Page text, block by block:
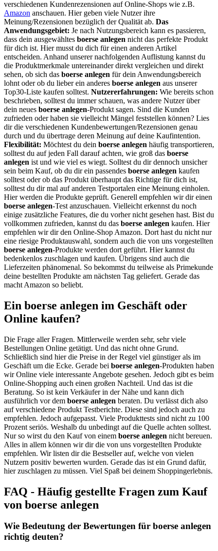
verschiedenen Kundenrezensionen auf Online-Shops wie z.B.
Amazon anschauen. Hier geben viele Nutzer ihre
Meinung/Rezensionen bezüglich der Qualität ab. Das
Anwendungsgebiet: Je nach Nutzungsbereich kann es passieren,
dass dein ausgewähltes boerse anlegen nicht das perfekte Produkt
für dich ist. Hier musst du dich für einen anderen Artikel
entscheiden. Anhand unserer nachfolgenden Auflistung kannst du
die Produktmerkmale untereinander direkt vergleichen und direkt
sehen, ob sich das boerse anlegen für dein Anwendungsbereich
lohnt oder ob du lieber ein anderes boerse anlegen aus unserer
Top30-Liste kaufen solltest. Nutzererfahrungen: Wie bereits schon
beschrieben, solltest du immer schauen, was andere Nutzer über
dein neues boerse anlegen-Produkt sagen. Sind die Kunden
zufrieden oder haben sie vielleicht Mängel feststellen können? Lies
dir die verschiedenen Kundenbewertungen/Rezensionen genau
durch und du übertrage deren Meinung auf deine Kaufintention.
Flexibilität: Möchtest du dein boerse anlegen häufig transportieren,
solltest du auf jeden Fall darauf achten, wie groß das boerse
anlegen ist und wie viel es wiegt. Solltest du dir dennoch unsicher
sein beim Kauf, ob du dir ein passendes boerse anlegen kaufen
solltest oder ob das Produkt überhaupt das Richtige für dich ist,
solltest du dir mal auf anderen Testportalen eine Meinung einholen.
Hier werden die Produkte geprüft. Generell empfehlen wir dir einen
boerse anlegen-Test anzuschauen. Vielleicht erkennst du noch
einige zusätzliche Features, die du vorher nicht gesehen hast. Bist du
vollkommen zufrieden, kannst du das boerse anlegen kaufen. Hier
empfehlen wir dir den Online-Shop Amazon. Dort hast du nicht nur
eine riesige Produktauswahl, sondern auch die von uns vorgestellten
boerse anlegen-Produkte werden dort geführt. Hier kannst du
bedenkenlos zuschlagen und kaufen. Übrigens sind auch die
Lieferzeiten phänomenal. So bekommst du teilweise als Primekunde
deine bestellten Produkte am nächsten Tag geliefert. Gerade das
macht Amazon so beliebt.
Ein boerse anlegen im Geschäft oder
Online kaufen?
Die Frage aller Fragen. Mittlerweile werden sehr, sehr viele
Bestellungen Online getätigt. Und das nicht ohne Grund.
Schließlich sind hier die Preise in der Regel viel günstiger als im
Geschäft um die Ecke. Gerade bei boerse anlegen-Produkten haben
wir Online viele interessante Angebote gesehen. Jedoch gibt es beim
Online-Shopping auch einen großen Nachteil. Und das ist die
Beratung. So ist kein Verkäufer in der Nähe und kann dich
ausführlich vor dem boerse anlegen beraten. Du verlässt dich also
auf verschiedene Produkt Testberichte. Diese sind jedoch auch zu
empfehlen. Jedoch aufgepasst. Viele Produkttests sind nicht zu 100
Prozent seriös. Weshalb du unbedingt auf die Quelle achten solltest.
Nur so wirst du den Kauf von einem boerse anlegen nicht bereuen.
Alles in allem können wir dir die von uns vorgestellten Produkte
empfehlen. Wir listen dir die Bestseller auf, welche von vielen
Nutzern positiv bewerten wurden. Gerade das ist ein Grund dafür,
hier zuschlagen zu müssen. Viel Spaß bei deinem Shoppingerlebnis.
FAQ - Häufig gestellte Fragen zum Kauf
von boerse anlegen
Wie Bedeutung der Bewertungen für boerse anlegen
richtig deuten?